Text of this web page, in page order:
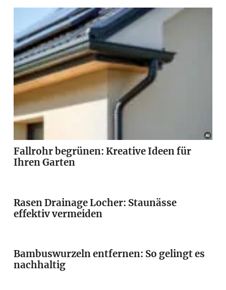
Fallrohr begrünen: Kreative Ideen für
Ihren Garten
Rasen Drainage Locher: Staunässe
effektiv vermeiden
Bambuswurzeln entfernen: So gelingt es
nachhaltig